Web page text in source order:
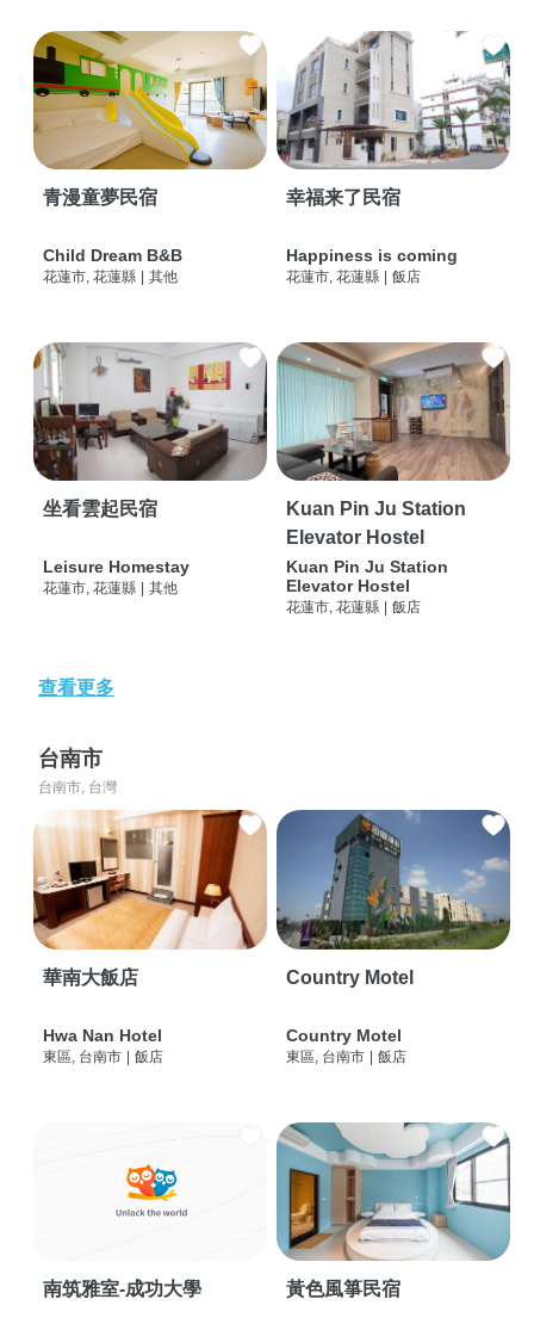
青漫童夢民宿
Child Dream B&B
花蓮市, 花蓮縣 其他
幸福来了民宿
Happiness is coming
花蓮市, 花蓮縣 飯店
坐看雲起民宿
Leisure Homestay
花蓮市, 花蓮縣 其他
Kuan Pin Ju Station
Elevator Hostel
Kuan Pin Ju Station
Elevator Hostel
花蓮市, 花蓮縣 飯店
查看更多
台南市
台南市, 台灣
華南大飯店
Hwa Nan Hotel
東區, 台南市 | 飯店
Country Motel
Country Motel
東區, 台南市 | 飯店
南筑雅室-成功大學 黃色風箏民宿